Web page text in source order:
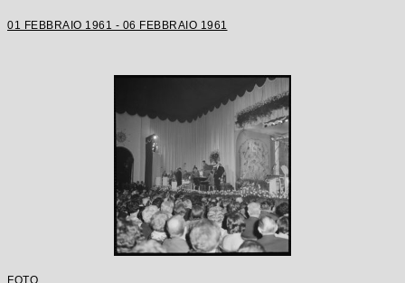
01 FEBBRAIO 1961 - 06 FEBBRAIO 1961
FOTO